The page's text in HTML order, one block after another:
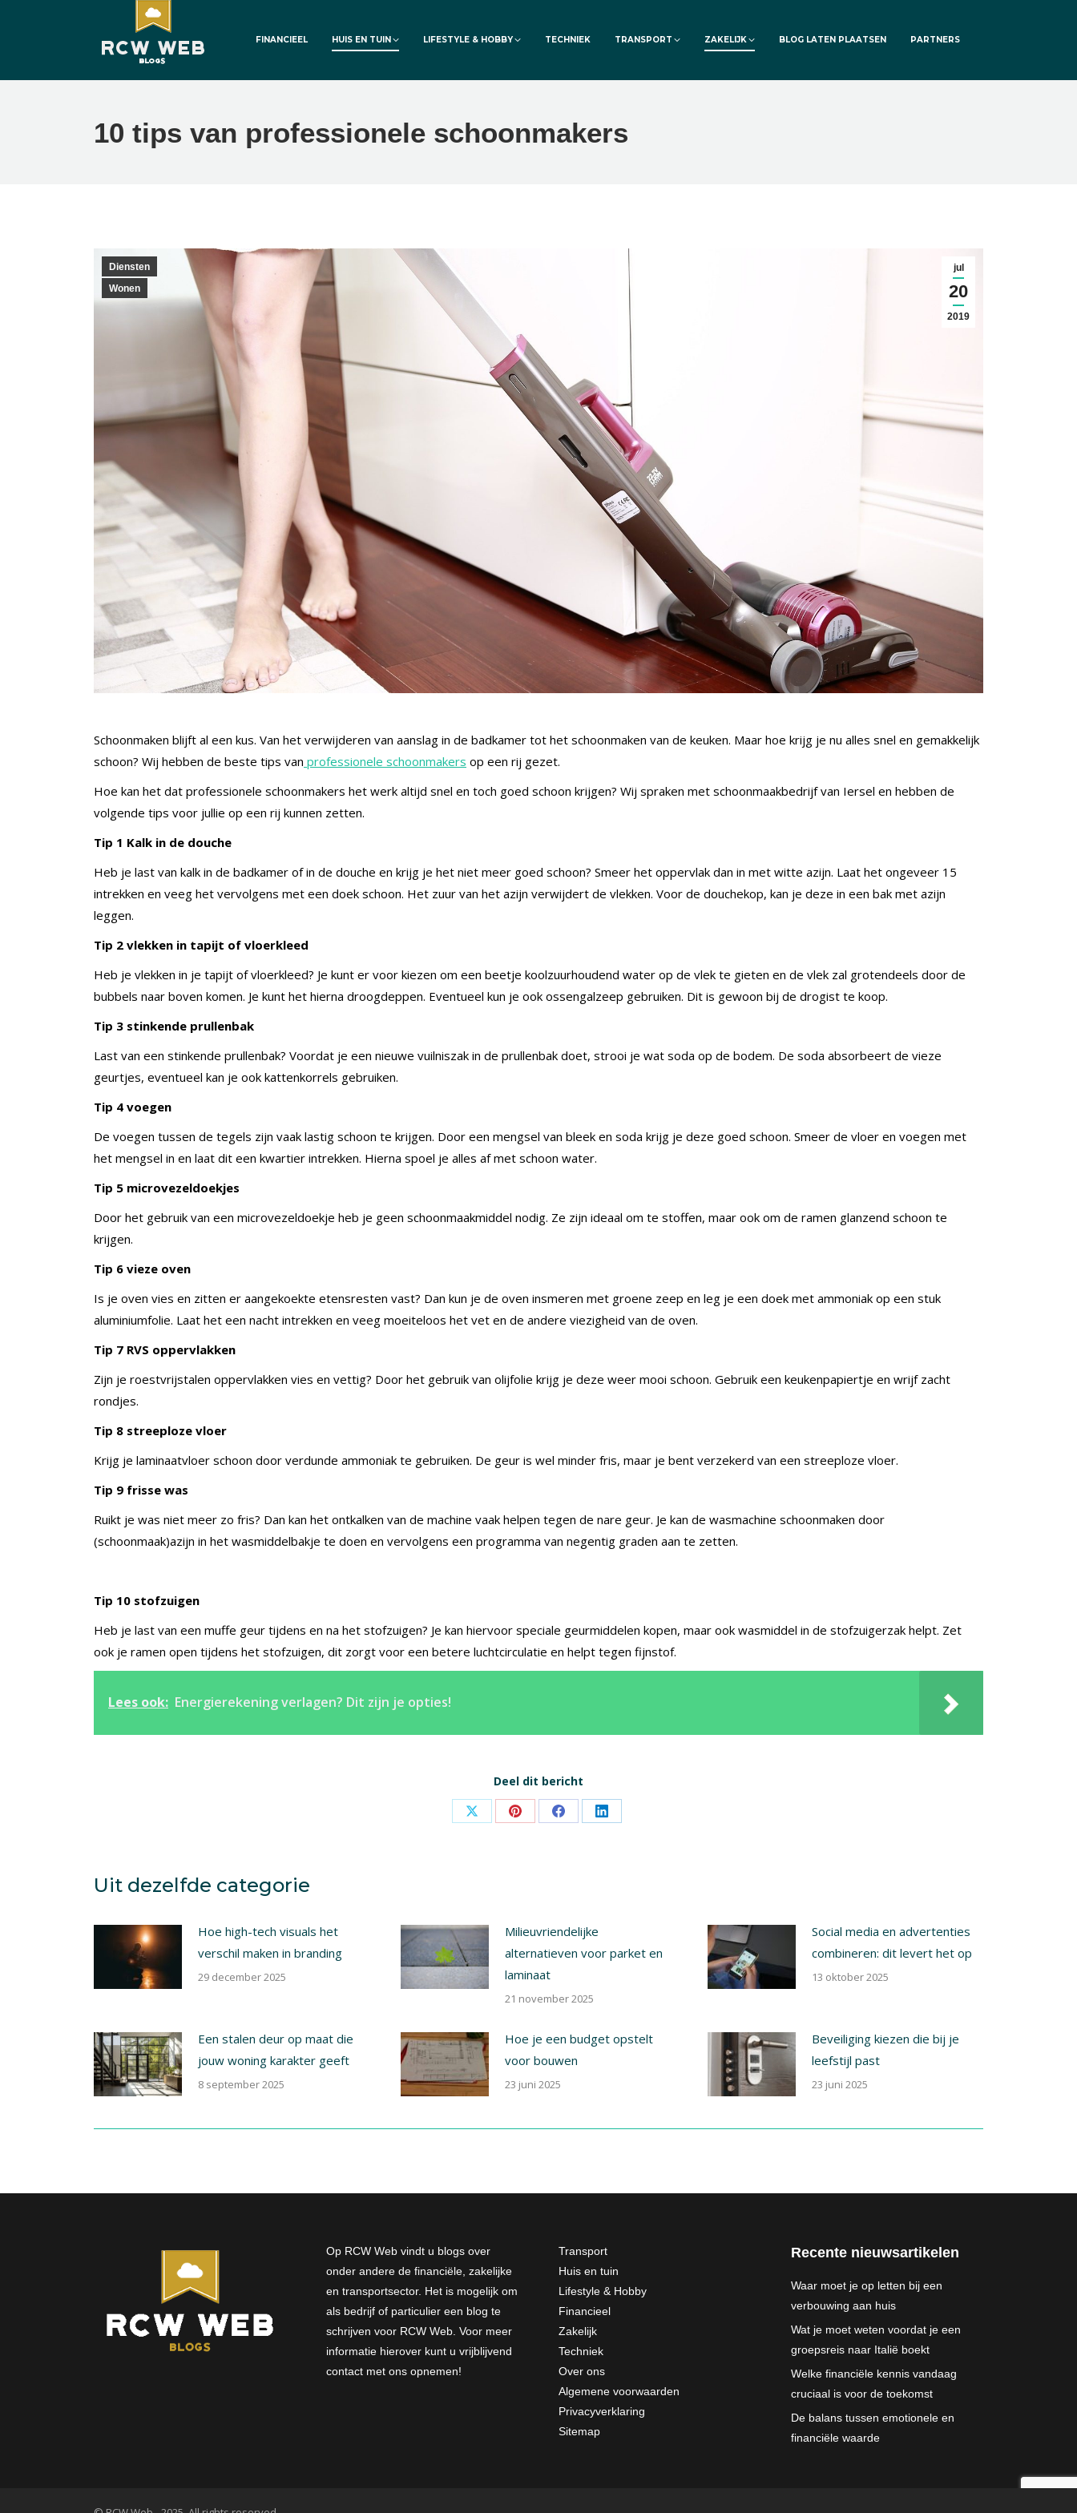
FINANCIEEL HUIS EN TUIN LIFESTYLE & HOBBY TECHNIEK TRANSPORT ZAKELIJK BLOG LATEN PLAATSEN PARTNERS
10 tips van professionele schoonmakers
jul
20
2019
Diensten
Wonen
Schoonmaken blijft al een kus. Van het verwijderen van aanslag in de badkamer tot het schoonmaken van de keuken. Maar hoe krijg je nu alles snel en gemakkelijk
schoon? Wij hebben de beste tips van professionele schoonmakers op een rij gezet.
Hoe kan het dat professionele schoonmakers het werk altijd snel en toch goed schoon krijgen? Wij spraken met schoonmaakbedrijf van Iersel en hebben de
volgende tips voor jullie op een rij kunnen zetten.
Tip 1 Kalk in de douche
Heb je last van kalk in de badkamer of in de douche en krijg je het niet meer goed schoon? Smeer het oppervlak dan in met witte azijn. Laat het ongeveer 15
intrekken en veeg het vervolgens met een doek schoon. Het zuur van het azijn verwijdert de vlekken. Voor de douchekop, kan je deze in een bak met azijn
leggen.
Tip 2 vlekken in tapijt of vloerkleed
Heb je vlekken in je tapijt of vloerkleed? Je kunt er voor kiezen om een beetje koolzuurhoudend water op de vlek te gieten en de vlek zal grotendeels door de
bubbels naar boven komen. Je kunt het hierna droogdeppen. Eventueel kun je ook ossengalzeep gebruiken. Dit is gewoon bij de drogist te koop.
Tip 3 stinkende prullenbak
Last van een stinkende prullenbak? Voordat je een nieuwe vuilniszak in de prullenbak doet, strooi je wat soda op de bodem. De soda absorbeert de vieze
geurtjes, eventueel kan je ook kattenkorrels gebruiken.
Tip 4 voegen
De voegen tussen de tegels zijn vaak lastig schoon te krijgen. Door een mengsel van bleek en soda krijg je deze goed schoon. Smeer de vloer en voegen met
het mengsel in en laat dit een kwartier intrekken. Hierna spoel je alles af met schoon water.
Tip 5 microvezeldoekjes
Door het gebruik van een microvezeldoekje heb je geen schoonmaakmiddel nodig. Ze zijn ideaal om te stoffen, maar ook om de ramen glanzend schoon te
krijgen.
Tip 6 vieze oven
Is je oven vies en zitten er aangekoekte etensresten vast? Dan kun je de oven insmeren met groene zeep en leg je een doek met ammoniak op een stuk
aluminiumfolie. Laat het een nacht intrekken en veeg moeiteloos het vet en de andere viezigheid van de oven.
Tip 7 RVS oppervlakken
Zijn je roestvrijstalen oppervlakken vies en vettig? Door het gebruik van olijfolie krijg je deze weer mooi schoon. Gebruik een keukenpapiertje en wrijf zacht
rondjes.
Tip 8 streeploze vloer
Krijg je laminaatvloer schoon door verdunde ammoniak te gebruiken. De geur is wel minder fris, maar je bent verzekerd van een streeploze vloer.
Tip 9 frisse was
Ruikt je was niet meer zo fris? Dan kan het ontkalken van de machine vaak helpen tegen de nare geur. Je kan de wasmachine schoonmaken door
(schoonmaak)azijn in het wasmiddelbakje te doen en vervolgens een programma van negentig graden aan te zetten.
Tip 10 stofzuigen
Heb je last van een muffe geur tijdens en na het stofzuigen? Je kan hiervoor speciale geurmiddelen kopen, maar ook wasmiddel in de stofzuigerzak helpt. Zet
ook je ramen open tijdens het stofzuigen, dit zorgt voor een betere luchtcirculatie en helpt tegen fijnstof.
Lees ook: Energierekening verlagen? Dit zijn je opties!
Deel dit bericht
Share Share Share Share
Uit dezelfde categorie
Hoe high-tech visuals het
verschil maken in branding
29 december 2025
Milieuvriendelijke
alternatieven voor parket en
laminaat
21 november 2025
Social media en advertenties
combineren: dit levert het op
13 oktober 2025
Een stalen deur op maat die
jouw woning karakter geeft
8 september 2025
Hoe je een budget opstelt
voor bouwen
23 juni 2025
Beveiliging kiezen die bij je
leefstijl past
23 juni 2025
Op RCW Web vindt u blogs over
onder andere de financiële, zakelijke
en transportsector. Het is mogelijk om
als bedrijf of particulier een blog te
schrijven voor RCW Web. Voor meer
informatie hierover kunt u vrijblijvend
contact met ons opnemen!
Transport
Huis en tuin
Lifestyle & Hobby
Financieel
Zakelijk
Techniek
Over ons
Algemene voorwaarden
Privacyverklaring
Sitemap
Recente nieuwsartikelen
Waar moet je op letten bij een
verbouwing aan huis
Wat je moet weten voordat je een
groepsreis naar Italië boekt
Welke financiële kennis vandaag
cruciaal is voor de toekomst
De balans tussen emotionele en
financiële waarde